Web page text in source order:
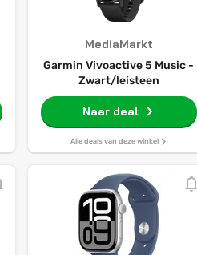
MediaMarkt
Garmin Vivoactive 5 Music -
Zwart/leisteen
Naar deal
Alle deals van deze winkel